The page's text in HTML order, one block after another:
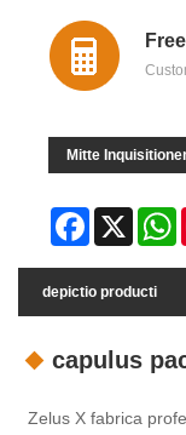
Mitte
Facebook
X
depictio producti
capulus
Zelus X fabrica